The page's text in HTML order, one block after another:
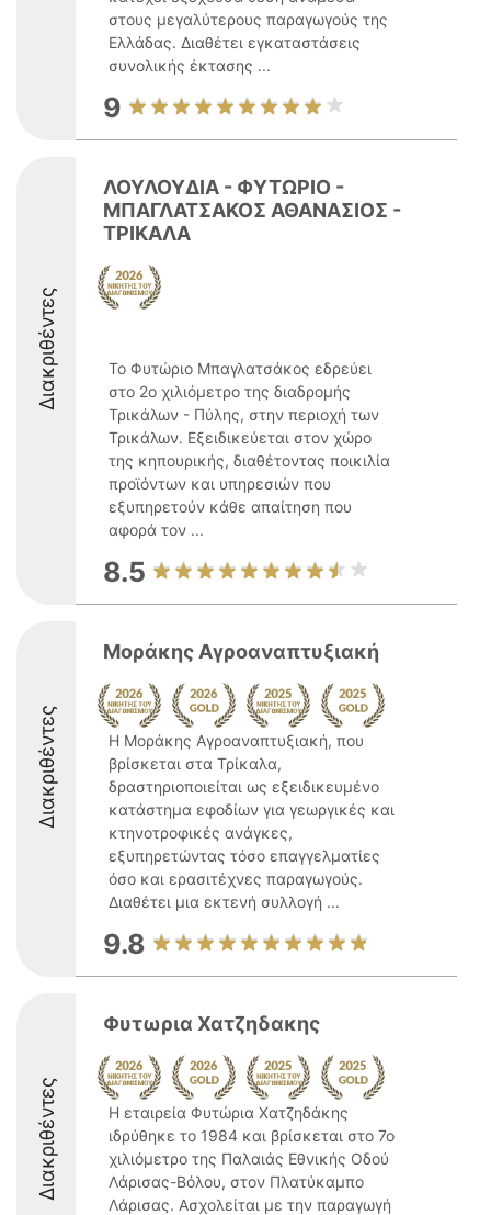
στους μεγαλύτερους παραγωγούς της
Ελλάδας. Διαθέτει εγκαταστάσεις
συνολικής έκτασης ...
9
Διακριθέντες
ΛΟΥΛΟΥΔΙΑ - ΦΥΤΩΡΙΟ -
ΜΠΑΓΛΑΤΣΑΚΟΣ ΑΘΑΝΑΣΙΟΣ -
ΤΡΙΚΑΛΑ
Το Φυτώριο Μπαγλατσάκος εδρεύει
στο 2ο χιλιόμετρο της διαδρομής
Τρικάλων - Πύλης, στην περιοχή των
Τρικάλων. Εξειδικεύεται στον χώρο
της κηπουρικής, διαθέτοντας ποικιλία
προϊόντων και υπηρεσιών που
εξυπηρετούν κάθε απαίτηση που
αφορά τον ...
8.5
Διακριθέντες
Μοράκης Αγροαναπτυξιακή
Η Μοράκης Αγροαναπτυξιακή, που
βρίσκεται στα Τρίκαλα,
δραστηριοποιείται ως εξειδικευμένο
κατάστημα εφοδίων για γεωργικές και
κτηνοτροφικές ανάγκες,
εξυπηρετώντας τόσο επαγγελματίες
όσο και ερασιτέχνες παραγωγούς.
Διαθέτει μια εκτενή συλλογή ...
9.8
Διακριθέντες
Φυτωρια Χατζηδακης
Η εταιρεία Φυτώρια Χατζηδάκης
ιδρύθηκε το 1984 και βρίσκεται στο 7ο
χιλιόμετρο της Παλαιάς Εθνικής Οδού
Λάρισας-Βόλου, στον Πλατύκαμπο
Λάρισας. Ασχολείται με την παραγωγή